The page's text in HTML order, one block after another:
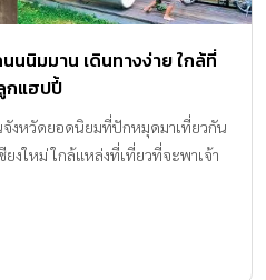
นนิมมาน เดินทางง่าย ใกล้ที่
กแฮปปี้
จังหวัดยอดนิยมที่ปักหมุดมาเที่ยวกัน
งใหม่ ใกล้แหล่งที่เที่ยวที่จะพาเจ้า